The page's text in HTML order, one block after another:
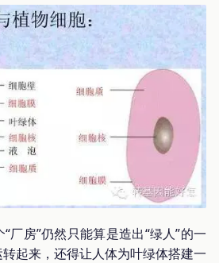
厂房”仍然只能算是造出“绿人”的一
起来，还得让人体为叶绿体搭建一